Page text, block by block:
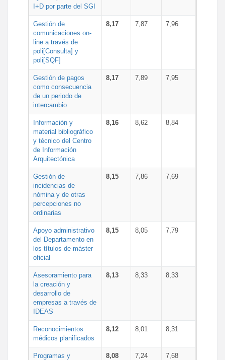
I+D por parte del SGI
Gestión de
comunicaciones on-
line a través de
poli[Consulta] y
poli[SQF]
8,17 7,87 7,96
Gestión de pagos
como consecuencia
de un periodo de
intercambio
8,17 7,89 7,95
Información y
material bibliográfico
y técnico del Centro
de Información
Arquitectónica
8,16 8,62 8,84
Gestión de
incidencias de
nómina y de otras
percepciones no
ordinarias
8,15 7,86 7,69
Apoyo administrativo
del Departamento en
los títulos de máster
oficial
8,15 8,05 7,79
Asesoramiento para
la creación y
desarrollo de
empresas a través de
IDEAS
8,13 8,33 8,33
Reconocimientos
médicos planificados
8,12 8,01 8,31
Programas y
8,08 7,24 7,68